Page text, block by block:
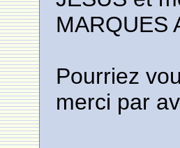
MARQUES
Pourriez
merci par